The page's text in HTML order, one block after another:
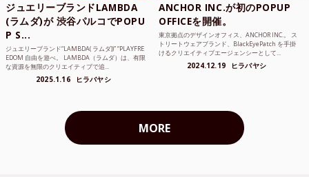
ジュエリーブランドLAMBDA
(ラムダ)が 渋谷パルコでPOPU
P S...
ジュエリーブランド“LAMBDA( ラムダ))” “PLAYFRE
EDOM 自由を遊べ。 LAMBDA（ラムダ）は、有限
な資源を無限のクリエイティブで追...
2025.1.16 ヒラバヤシ
ANCHOR INC.が初のPOPUP
OFFICEを開催。
東京拠点のデザインオフィス、ANCHOR INC.。 ス
トリートウェアブランド、BlackEyePatch を手掛
けるクリエイティブエージェンシーとして...
2024.12.19 ヒラバヤシ
MORE